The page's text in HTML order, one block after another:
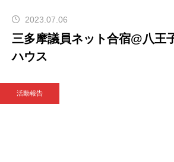
2023.07.06
三多摩議員ネット合宿@八王
ハウス
活動報告